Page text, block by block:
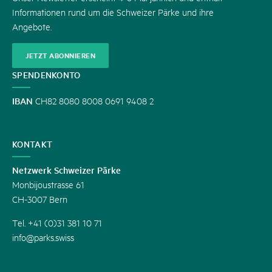
Informationen rund um die Schweizer Pärke und ihre
Angebote.
JETZT ABONNIEREN
SPENDENKONTO
IBAN CH82 8080 8008 0691 9408 2
KONTAKT
Netzwerk Schweizer Pärke
Monbijoustrasse 61
CH-3007 Bern
Tel. +41 (0)31 381 10 71
info@parks.swiss